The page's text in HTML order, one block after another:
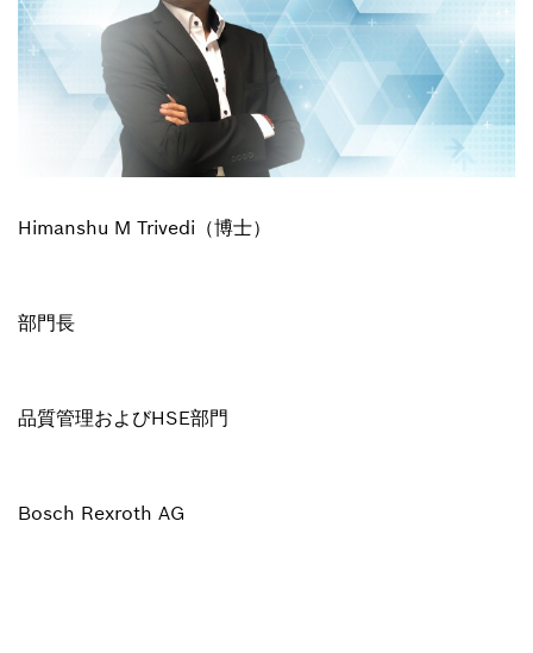
Himanshu M Trivedi（博士）
部門長
品質管理およびHSE部門
Bosch Rexroth AG